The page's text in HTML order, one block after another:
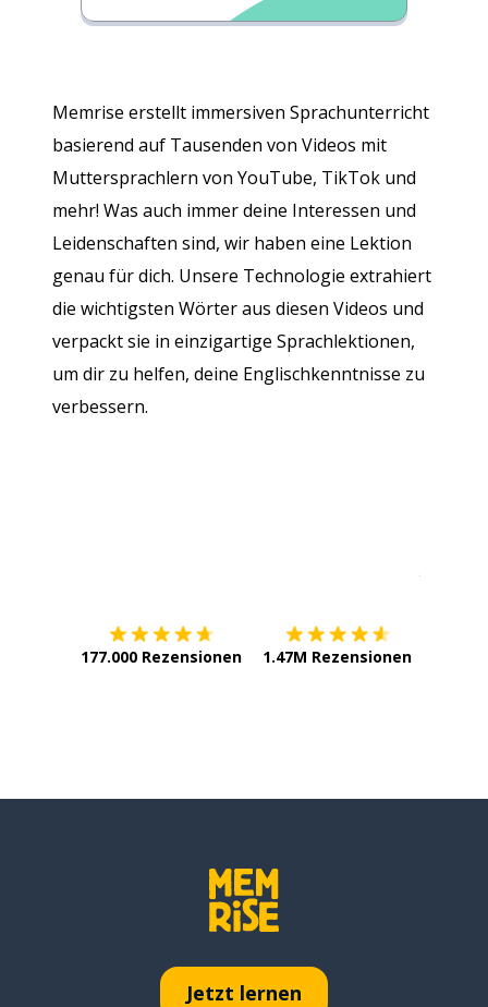
Memrise erstellt immersiven Sprachunterricht
basierend auf Tausenden von Videos mit
Muttersprachlern von YouTube, TikTok und
mehr! Was auch immer deine Interessen und
Leidenschaften sind, wir haben eine Lektion
genau für dich. Unsere Technologie extrahiert
die wichtigsten Wörter aus diesen Videos und
verpackt sie in einzigartige Sprachlektionen,
um dir zu helfen, deine Englischkenntnisse zu
verbessern.
177.000 Rezensionen 1.47M Rezensionen
Jetzt lernen